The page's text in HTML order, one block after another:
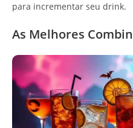
para incrementar seu drink.
As Melhores